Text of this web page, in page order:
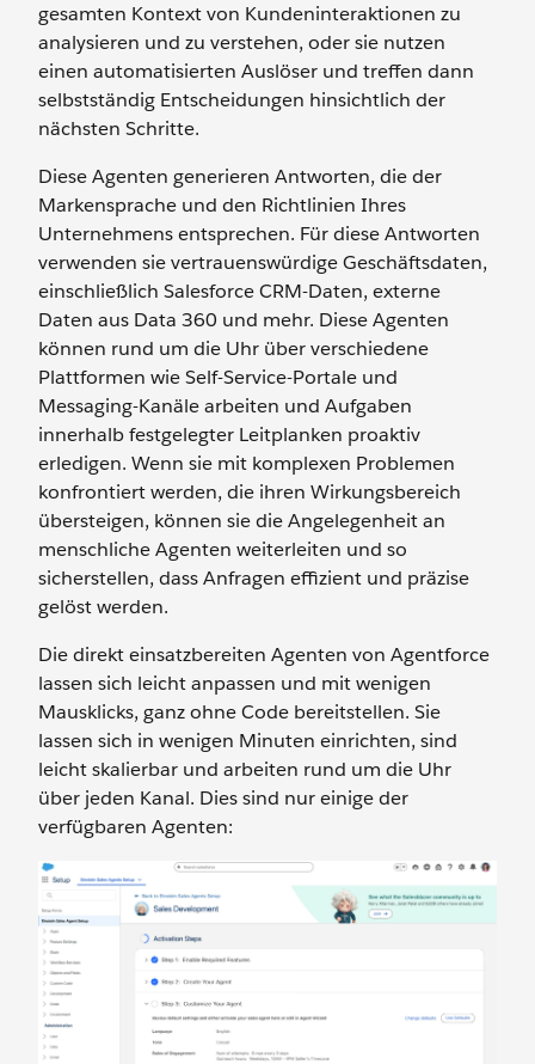
gesamten Kontext von Kundeninteraktionen zu
analysieren und zu verstehen, oder sie nutzen
einen automatisierten Auslöser und treffen dann
selbstständig Entscheidungen hinsichtlich der
nächsten Schritte.
Diese Agenten generieren Antworten, die der
Markensprache und den Richtlinien Ihres
Unternehmens entsprechen. Für diese Antworten
verwenden sie vertrauenswürdige Geschäftsdaten,
einschließlich Salesforce CRM-Daten, externe
Daten aus Data 360 und mehr. Diese Agenten
können rund um die Uhr über verschiedene
Plattformen wie Self-Service-Portale und
Messaging-Kanäle arbeiten und Aufgaben
innerhalb festgelegter Leitplanken proaktiv
erledigen. Wenn sie mit komplexen Problemen
konfrontiert werden, die ihren Wirkungsbereich
übersteigen, können sie die Angelegenheit an
menschliche Agenten weiterleiten und so
sicherstellen, dass Anfragen effizient und präzise
gelöst werden.
Die direkt einsatzbereiten Agenten von Agentforce
lassen sich leicht anpassen und mit wenigen
Mausklicks, ganz ohne Code bereitstellen. Sie
lassen sich in wenigen Minuten einrichten, sind
leicht skalierbar und arbeiten rund um die Uhr
über jeden Kanal. Dies sind nur einige der
verfügbaren Agenten: